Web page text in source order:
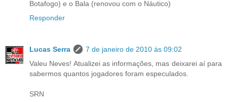
Botafogo) e o Bala (renovou com o Náutico)
Responder
Lucas Serra
7 de janeiro de 2010 às 09:02
Valeu Neves! Atualizei as informações, mas deixarei aí para
sabermos quantos jogadores foram especulados.
SRN